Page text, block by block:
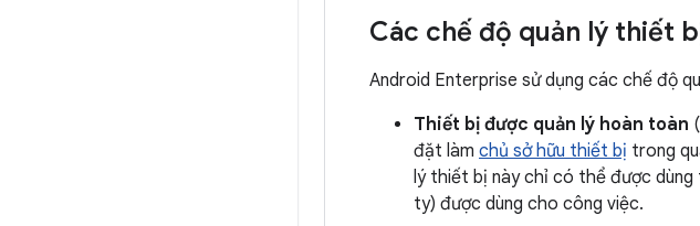
Các chế độ quản lý thiết
Android Enterprise sử dụng các chế độ
Thiết bị được quản lý hoàn toàn
đặt làm chủ sở hữu thiết bị trong
lý thiết bị này chỉ có thể được
ty) được dùng cho công việc.